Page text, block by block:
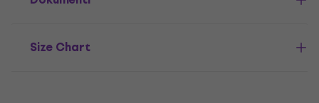
Size Chart